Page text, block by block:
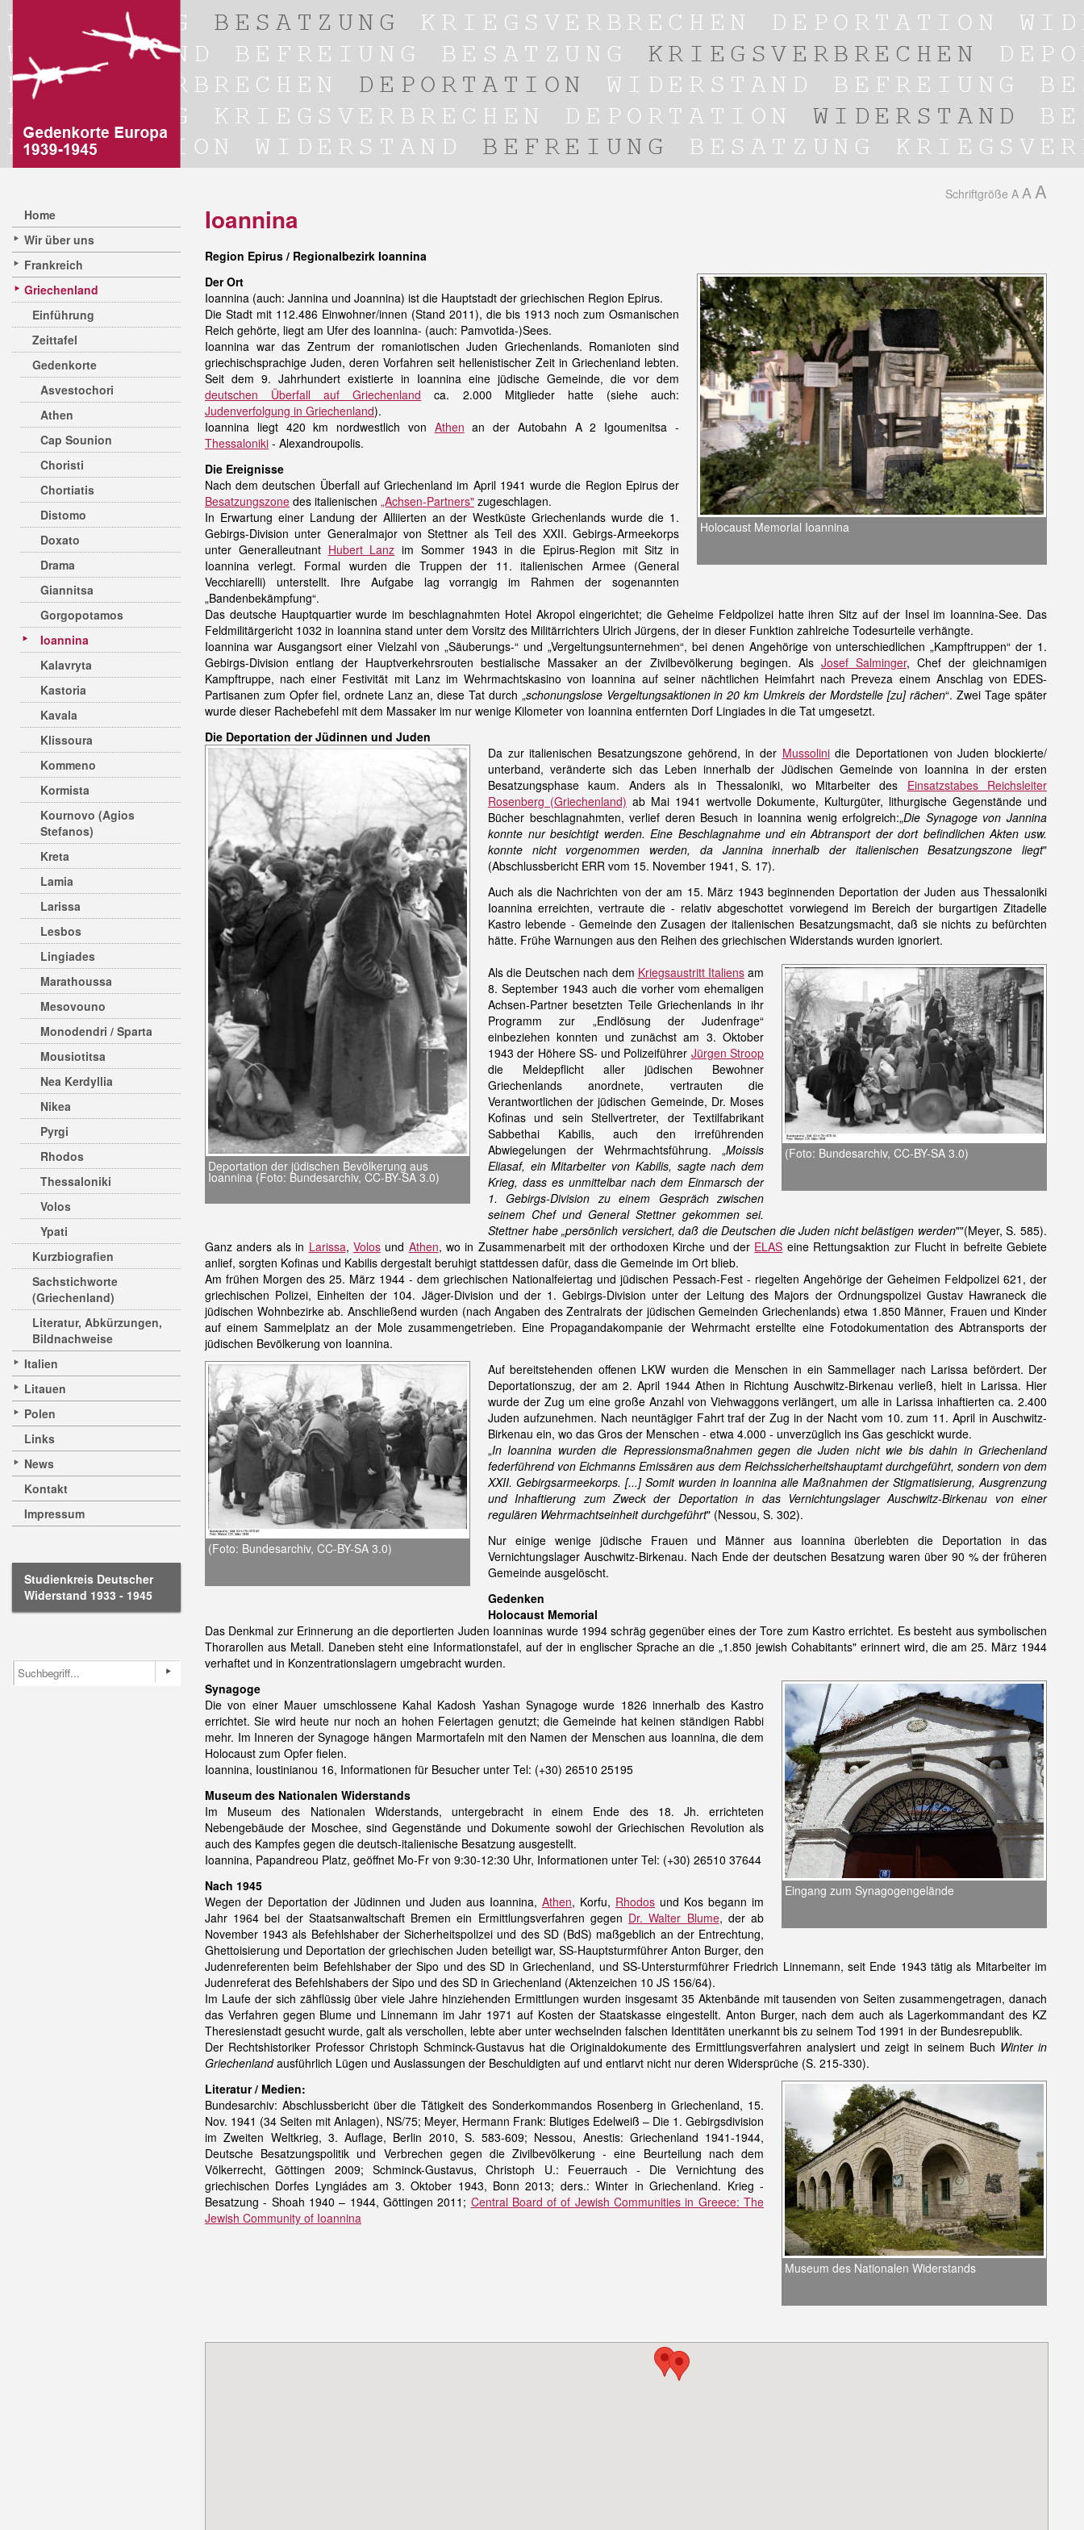
Home
Wir über uns
Frankreich
Griechenland
Einführung
Zeittafel
Gedenkorte
Asvestochori
Athen
Cap Sounion
Choristi
Chortiatis
Distomo
Doxato
Drama
Giannitsa
Gorgopotamos
Ioannina
Kalavryta
Kastoria
Kavala
Klissoura
Kommeno
Kormista
Kournovo (Agios
Stefanos)
Kreta
Lamia
Larissa
Lesbos
Lingiades
Marathoussa
Mesovouno
Monodendri / Sparta
Mousiotitsa
Nea Kerdyllia
Nikea
Pyrgi
Rhodos
Thessaloniki
Volos
Ypati
Kurzbiografien
Sachstichworte
(Griechenland)
Literatur, Abkürzungen,
Bildnachweise
Italien
Litauen
Polen
Links
News
Kontakt
Impressum
Studienkreis Deutscher
Widerstand 1933 - 1945
Schriftgröße A A A
Ioannina
Region Epirus / Regionalbezirk Ioannina
Holocaust Memorial Ioannina
Der Ort
Ioannina (auch: Jannina und Joannina) ist die Hauptstadt der griechischen Region Epirus.
Die Stadt mit 112.486 Einwohner/innen (Stand 2011), die bis 1913 noch zum Osmanischen
Reich gehörte, liegt am Ufer des Ioannina- (auch: Pamvotida-)Sees.
Ioannina war das Zentrum der romaniotischen Juden Griechenlands. Romanioten sind
griechischsprachige Juden, deren Vorfahren seit hellenistischer Zeit in Griechenland lebten.
Seit dem 9. Jahrhundert existierte in Ioannina eine jüdische Gemeinde, die vor dem
deutschen Überfall auf Griechenland ca. 2.000 Mitglieder hatte (siehe auch:
Judenverfolgung in Griechenland).
Ioannina liegt 420 km nordwestlich von Athen an der Autobahn A 2 Igoumenitsa -
Thessaloniki - Alexandroupolis.
Die Ereignisse
Nach dem deutschen Überfall auf Griechenland im April 1941 wurde die Region Epirus der
Besatzungszone des italienischen „Achsen-Partners" zugeschlagen.
In Erwartung einer Landung der Alliierten an der Westküste Griechenlands wurde die 1.
Gebirgs-Division unter Generalmajor von Stettner als Teil des XXII. Gebirgs-Armeekorps
unter Generalleutnant Hubert Lanz im Sommer 1943 in die Epirus-Region mit Sitz in
Ioannina verlegt. Formal wurden die Truppen der 11. italienischen Armee (General
Vecchiarelli) unterstellt. Ihre Aufgabe lag vorrangig im Rahmen der sogenannten
„Bandenbekämpfung“.
Das deutsche Hauptquartier wurde im beschlagnahmten Hotel Akropol eingerichtet; die Geheime Feldpolizei hatte ihren Sitz auf der Insel im Ioannina-See. Das
Feldmilitärgericht 1032 in Ioannina stand unter dem Vorsitz des Militärrichters Ulrich Jürgens, der in dieser Funktion zahlreiche Todesurteile verhängte.
Ioannina war Ausgangsort einer Vielzahl von „Säuberungs-“ und „Vergeltungsunternehmen“, bei denen Angehörige von unterschiedlichen „Kampftruppen“ der 1.
Gebirgs-Division entlang der Hauptverkehrsrouten bestialische Massaker an der Zivilbevölkerung begingen. Als Josef Salminger, Chef der gleichnamigen
Kampftruppe, nach einer Festivität mit Lanz im Wehrmachtskasino von Ioannina auf seiner nächtlichen Heimfahrt nach Preveza einem Anschlag von EDES-
Partisanen zum Opfer fiel, ordnete Lanz an, diese Tat durch „schonungslose Vergeltungsaktionen in 20 km Umkreis der Mordstelle [zu] rächen“. Zwei Tage später
wurde dieser Rachebefehl mit dem Massaker im nur wenige Kilometer von Ioannina entfernten Dorf Lingiades in die Tat umgesetzt.
Die Deportation der Jüdinnen und Juden
Deportation der jüdischen Bevölkerung aus
Ioannina (Foto: Bundesarchiv, CC-BY-SA 3.0)
Da zur italienischen Besatzungszone gehörend, in der Mussolinidie Deportationen von Juden blockierte/
unterband, veränderte sich das Leben innerhalb der Jüdischen Gemeinde von Ioannina in der ersten
Besatzungsphase kaum. Anders als in Thessaloniki, wo Mitarbeiter des Einsatzstabes Reichsleiter
Rosenberg (Griechenland) ab Mai 1941 wertvolle Dokumente, Kulturgüter, lithurgische Gegenstände und
Bücher beschlagnahmten, verlief deren Besuch in Ioannina wenig erfolgreich:„Die Synagoge von Jannina
konnte nur besichtigt werden. Eine Beschlagnahme und ein Abtransport der dort befindlichen Akten usw.
konnte nicht vorgenommen werden, da Jannina innerhalb der italienischen Besatzungszone liegt"
(Abschlussbericht ERR vom 15. November 1941, S. 17).
Auch als die Nachrichten von der am 15. März 1943 beginnenden Deportation der Juden aus Thessaloniki
Ioannina erreichten, vertraute die - relativ abgeschottet vorwiegend im Bereich der burgartigen Zitadelle
Kastro lebende - Gemeinde den Zusagen der italienischen Besatzungsmacht, daß sie nichts zu befürchten
hätte. Frühe Warnungen aus den Reihen des griechischen Widerstands wurden ignoriert.
(Foto: Bundesarchiv, CC-BY-SA 3.0)
Als die Deutschen nach dem Kriegsaustritt Italiensam
8. September 1943 auch die vorher vom ehemaligen
Achsen-Partner besetzten Teile Griechenlands in ihr
Programm zur „Endlösung der Judenfrage“
einbeziehen konnten und zunächst am 3. Oktober
1943 der Höhere SS- und Polizeiführer Jürgen Stroop
die Meldepflicht aller jüdischen Bewohner
Griechenlands anordnete, vertrauten die
Verantwortlichen der jüdischen Gemeinde, Dr. Moses
Kofinas und sein Stellvertreter, der Textilfabrikant
Sabbethai Kabilis, auch den irreführenden
Abwiegelungen der Wehrmachtsführung. „Moissis
Eliasaf, ein Mitarbeiter von Kabilis, sagte nach dem
Krieg, dass es unmittelbar nach dem Einmarsch der
1. Gebirgs-Division zu einem Gespräch zwischen
seinem Chef und General Stettner gekommen sei.
Stettner habe „persönlich versichert, daß die Deutschen die Juden nicht belästigen werden""(Meyer, S. 585).
Ganz anders als in Larissa, Volosund Athen, wo in Zusammenarbeit mit der orthodoxen Kirche und der ELAS eine Rettungsaktion zur Flucht in befreite Gebiete
anlief, sorgten Kofinas und Kabilis dergestalt beruhigt stattdessen dafür, dass die Gemeinde im Ort blieb.
Am frühen Morgen des 25. März 1944 - dem griechischen Nationalfeiertag und jüdischen Pessach-Fest - riegelten Angehörige der Geheimen Feldpolizei 621, der
griechischen Polizei, Einheiten der 104. Jäger-Division und der 1. Gebirgs-Division unter der Leitung des Majors der Ordnungspolizei Gustav Hawraneck die
jüdischen Wohnbezirke ab. Anschließend wurden (nach Angaben des Zentralrats der jüdischen Gemeinden Griechenlands) etwa 1.850 Männer, Frauen und Kinder
auf einem Sammelplatz an der Mole zusammengetrieben. Eine Propagandakompanie der Wehrmacht erstellte eine Fotodokumentation des Abtransports der
jüdischen Bevölkerung von Ioannina.
(Foto: Bundesarchiv, CC-BY-SA 3.0)
Auf bereitstehenden offenen LKW wurden die Menschen in ein Sammellager nach Larissa befördert. Der
Deportationszug, der am 2. April 1944 Athen in Richtung Auschwitz-Birkenau verließ, hielt in Larissa. Hier
wurde der Zug um eine große Anzahl von Viehwaggons verlängert, um alle in Larissa inhaftierten ca. 2.400
Juden aufzunehmen. Nach neuntägiger Fahrt traf der Zug in der Nacht vom 10. zum 11. April in Auschwitz-
Birkenau ein, wo das Gros der Menschen - etwa 4.000 - unverzüglich ins Gas geschickt wurde.
„In Ioannina wurden die Repressionsmaßnahmen gegen die Juden nicht wie bis dahin in Griechenland
federführend von Eichmanns Emissären aus dem Reichssicherheitshauptamt durchgeführt, sondern von dem
XXII. Gebirgsarmeekorps. [...] Somit wurden in Ioannina alle Maßnahmen der Stigmatisierung, Ausgrenzung
und Inhaftierung zum Zweck der Deportation in das Vernichtungslager Auschwitz-Birkenau von einer
regulären Wehrmachtseinheit durchgeführt" (Nessou, S. 302).
Nur einige wenige jüdische Frauen und Männer aus Ioannina überlebten die Deportation in das
Vernichtungslager Auschwitz-Birkenau. Nach Ende der deutschen Besatzung waren über 90 % der früheren
Gemeinde ausgelöscht.
Gedenken
Holocaust Memorial
Das Denkmal zur Erinnerung an die deportierten Juden Ioanninas wurde 1994 schräg gegenüber eines der Tore zum Kastro errichtet. Es besteht aus symbolischen
Thorarollen aus Metall. Daneben steht eine Informationstafel, auf der in englischer Sprache an die „1.850 jewish Cohabitants" erinnert wird, die am 25. März 1944
verhaftet und in Konzentrationslagern umgebracht wurden.
Eingang zum Synagogengelände
Synagoge
Die von einer Mauer umschlossene Kahal Kadosh Yashan Synagoge wurde 1826 innerhalb des Kastro
errichtet. Sie wird heute nur noch an hohen Feiertagen genutzt; die Gemeinde hat keinen ständigen Rabbi
mehr. Im Inneren der Synagoge hängen Marmortafeln mit den Namen der Menschen aus Ioannina, die dem
Holocaust zum Opfer fielen.
Ioannina, Ioustinianou 16, Informationen für Besucher unter Tel: (+30) 26510 25195
Museum des Nationalen Widerstands
Im Museum des Nationalen Widerstands, untergebracht in einem Ende des 18. Jh. errichteten
Nebengebäude der Moschee, sind Gegenstände und Dokumente sowohl der Griechischen Revolution als
auch des Kampfes gegen die deutsch-italienische Besatzung ausgestellt.
Ioannina, Papandreou Platz, geöffnet Mo-Fr von 9:30-12:30 Uhr, Informationen unter Tel: (+30) 26510 37644
Nach 1945
Wegen der Deportation der Jüdinnen und Juden aus Ioannina, Athen, Korfu, Rhodos und Kos begann im
Jahr 1964 bei der Staatsanwaltschaft Bremen ein Ermittlungsverfahren gegen Dr. Walter Blume, der ab
November 1943 als Befehlshaber der Sicherheitspolizei und des SD (BdS) maßgeblich an der Entrechtung,
Ghettoisierung und Deportation der griechischen Juden beteiligt war, SS-Hauptsturmführer Anton Burger, den
Judenreferenten beim Befehlshaber der Sipo und des SD in Griechenland, und SS-Untersturmführer Friedrich Linnemann, seit Ende 1943 tätig als Mitarbeiter im
Judenreferat des Befehlshabers der Sipo und des SD in Griechenland (Aktenzeichen 10 JS 156/64).
Im Laufe der sich zähflüssig über viele Jahre hinziehenden Ermittlungen wurden insgesamt 35 Aktenbände mit tausenden von Seiten zusammengetragen, danach
das Verfahren gegen Blume und Linnemann im Jahr 1971 auf Kosten der Staatskasse eingestellt. Anton Burger, nach dem auch als Lagerkommandant des KZ
Theresienstadt gesucht wurde, galt als verschollen, lebte aber unter wechselnden falschen Identitäten unerkannt bis zu seinem Tod 1991 in der Bundesrepublik.
Der Rechtshistoriker Professor Christoph Schminck-Gustavus hat die Originaldokumente des Ermittlungsverfahren analysiert und zeigt in seinem Buch Winter in
Griechenlandausführlich Lügen und Auslassungen der Beschuldigten auf und entlarvt nicht nur deren Widersprüche (S. 215-330).
Museum des Nationalen Widerstands
Literatur / Medien:
Bundesarchiv: Abschlussbericht über die Tätigkeit des Sonderkommandos Rosenberg in Griechenland, 15.
Nov. 1941 (34 Seiten mit Anlagen), NS/75; Meyer, Hermann Frank: Blutiges Edelweiß – Die 1. Gebirgsdivision
im Zweiten Weltkrieg, 3. Auflage, Berlin 2010, S. 583-609; Nessou, Anestis: Griechenland 1941-1944,
Deutsche Besatzungspolitik und Verbrechen gegen die Zivilbevölkerung - eine Beurteilung nach dem
Völkerrecht, Göttingen 2009; Schminck-Gustavus, Christoph U.: Feuerrauch - Die Vernichtung des
griechischen Dorfes Lyngiádes am 3. Oktober 1943, Bonn 2013; ders.: Winter in Griechenland. Krieg -
Besatzung - Shoah 1940 – 1944, Göttingen 2011; Central Board of of Jewish Communities in Greece: The
Jewish Community of Ioannina